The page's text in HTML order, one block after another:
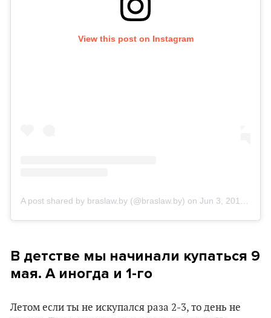
View this post on Instagram
A post shared by braslaw.by (@braslaw.by) on Jun 3, 2019 at 12:17pm PDT
В детстве мы начинали купаться 9
мая. А иногда и 1-го
Летом если ты не искупался раза 2-3, то день не